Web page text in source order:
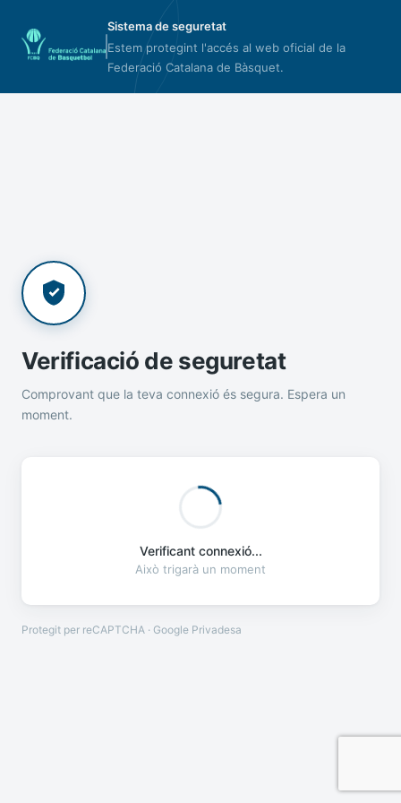
Sistema de seguretat
Estem protegint l'accés al web oficial de la
Federació Catalana de Bàsquet.
Verificació de seguretat
Comprovant que la teva connexió és segura. Espera un
moment.
Verificant connexió...
Això trigarà un moment
Protegit per reCAPTCHA · Google Privadesa